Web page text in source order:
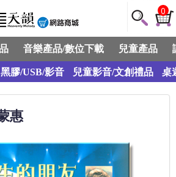
0
音樂產品/數位下載 兒童產品
黑膠/USB/影音 兒童影音/文創禮品 桌
惠